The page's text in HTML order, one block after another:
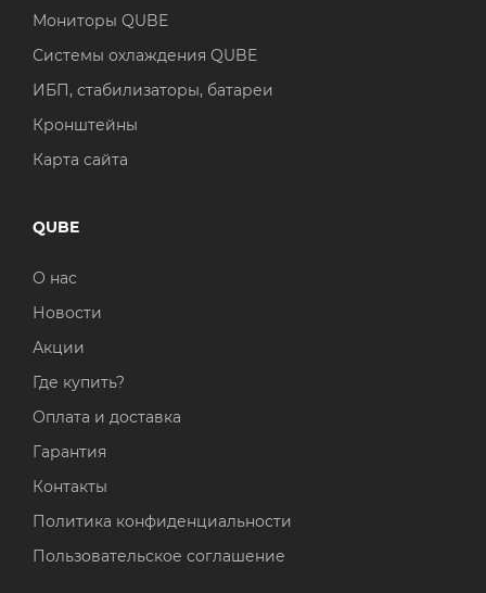
Мониторы QUBE
Системы охлаждения QUBE
ИБП, стабилизаторы, батареи
Кронштейны
Карта сайта
QUBE
О нас
Новости
Акции
Где купить?
Оплата и доставка
Гарантия
Контакты
Политика конфиденциальности
Пользовательское соглашение